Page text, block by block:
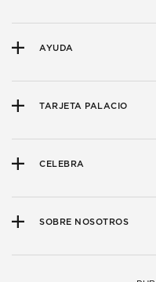
AYUDA
TARJETA PALACIO
CELEBRA
SOBRE NOSOTROS